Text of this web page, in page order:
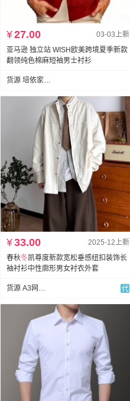
03-03上新
¥27.00
亚马逊 独立站 WISH欧美跨境夏季新款
翻领纯色棉麻短袖男士衬衫
货源 培依家跨境女装
2025-12上新
¥33.00
春秋冬凯尊度新款宽松垂感纽扣装饰长
袖衬衫中性廓形男女衬衣外套
货源 A3网批男装